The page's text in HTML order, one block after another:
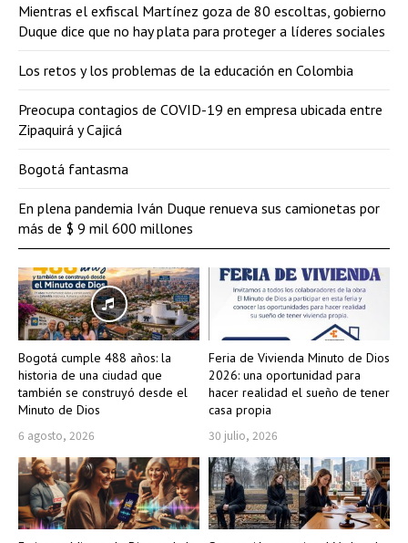
Bogotá cumple 488 años: la
historia de una ciudad que
también se construyó desde el
Minuto de Dios
6 agosto, 2026
Feria de Vivienda Minuto de Dios
2026: una oportunidad para
hacer realidad el sueño de tener
casa propia
30 julio, 2026
Mientras el exfiscal Martínez goza de 80 escoltas, gobierno
Duque dice que no hay plata para proteger a líderes sociales
Los retos y los problemas de la educación en Colombia
Preocupa contagios de COVID-19 en empresa ubicada entre
Zipaquirá y Cajicá
Bogotá fantasma
En plena pandemia Iván Duque renueva sus camionetas por
más de $ 9 mil 600 millones